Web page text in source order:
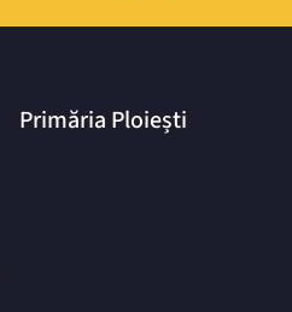
Primăria Ploiești